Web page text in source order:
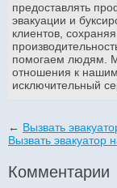
предоставлять
эвакуации и
клиентов,
помогаем людям.
отношения к
исключительный
← Вызвать
Вызвать эвакуатор
Комментарии